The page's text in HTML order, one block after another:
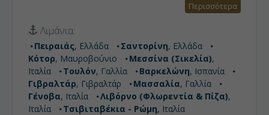
Οι Ιταλοί λένε
συχνά «Vedi Napoli e poi muori!» 'Τη Νάπολη να δω,
κι ας πεθάνω!,' ενώ ο Γκαίτε έγραψε εγκωμιαστικά
σχόλια για την πόλη που χαρακτήρισε «φυσικό
παράδεισο». Δεν είναι σίγουρα η πιο τουριστική είναι
όμως σίγουρα η πιο αυθεντική!
• Βαρκελώνη:Πρωτεύουσα της Καταλωνίας, που τα
έχει όλα και είναι από τους πιο δημοφιλείς
προορισμούς στην Ευρώπη.
• Γιβραλτάρ:" Ο Βράχος", μια πόλη, μια Χώρα γιατί
που αλλού θα βρείτε μια πόλη, που παρά το μικρό
Περισσότερα
Λιμάνια:
Πειραιάς, Ελλάδα Σαντορίνη, Ελλάδα
Κότορ, Μαυροβούνιο Μεσσίνα (Σικελία),
Ιταλία
Τουλόν, Γαλλία Βαρκελώνη, Ισπανία
Γιβραλτάρ, Γιβραλτάρ Μασσαλία, Γαλλία
Γένοβα, Ιταλία Λιβόρνο (Φλωρεντία & Πίζα),
Ιταλία
Τσιβιταβέκια - Ρώμη, Ιταλία